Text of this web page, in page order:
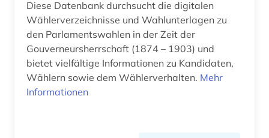
Diese Datenbank durchsucht die digitalen
Wählerverzeichnisse und Wahlunterlagen zu
den Parlamentswahlen in der Zeit der
Gouverneursherrschaft (1874 – 1903) und
bietet vielfältige Informationen zu Kandidaten,
Wählern sowie dem Wählerverhalten. Mehr
Informationen